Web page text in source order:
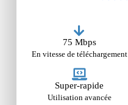
75 Mbps
En vitesse de téléchargement
Super-rapide
Utilisation avancée